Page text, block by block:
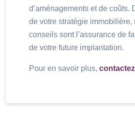
d’aménagements et de coûts.
de votre stratégie immobilière,
conseils sont l’assurance de
de votre future implantation.
Pour en savoir plus,